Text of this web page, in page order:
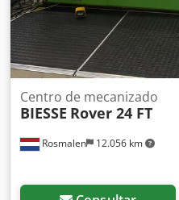
Rosmalen 12.056 km
Centro de mecanizado
BIESSE Rover 24 FT